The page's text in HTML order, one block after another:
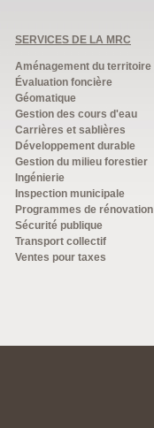
SERVICES DE LA MRC
Aménagement du territoire
Évaluation foncière
Géomatique
Gestion des cours d'eau
Carrières et sablières
Développement durable
Gestion du milieu forestier
Ingénierie
Inspection municipale
Programmes de rénovation
Sécurité publique
Transport collectif
Ventes pour taxes